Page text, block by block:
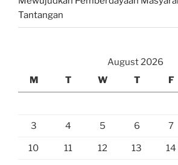
Tantangan
August 2026
M
T W T F
3 4 5 6 7
10 11 12 13 14